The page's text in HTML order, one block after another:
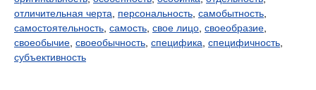
отличительная черта
персональность самобытность
самостоятельность самость свое лицо своеобразие
своеобычие своеобычность специфика специфичность
субъективность